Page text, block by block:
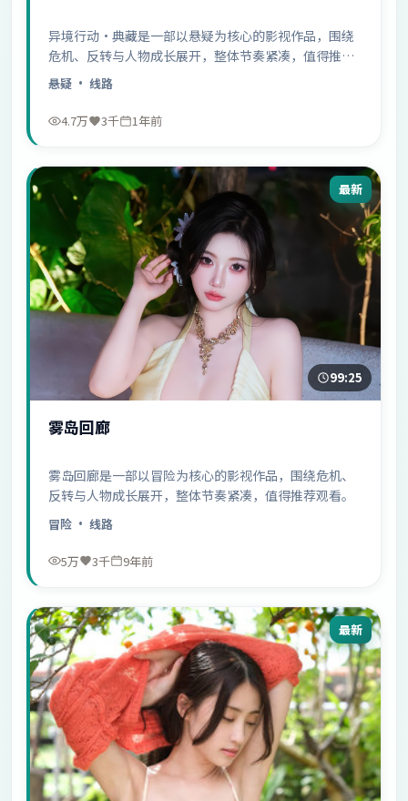
异境行动·典藏是一部以悬疑为核心的影视作品，围绕
危机、反转与人物成长展开，整体节奏紧凑，值得推荐
观看。
悬疑 · 线路
4.7万 3千 1年前
最新
99:25
雾岛回廊
雾岛回廊是一部以冒险为核心的影视作品，围绕危机、
反转与人物成长展开，整体节奏紧凑，值得推荐观看。
冒险 · 线路
5万 3千 9年前
最新